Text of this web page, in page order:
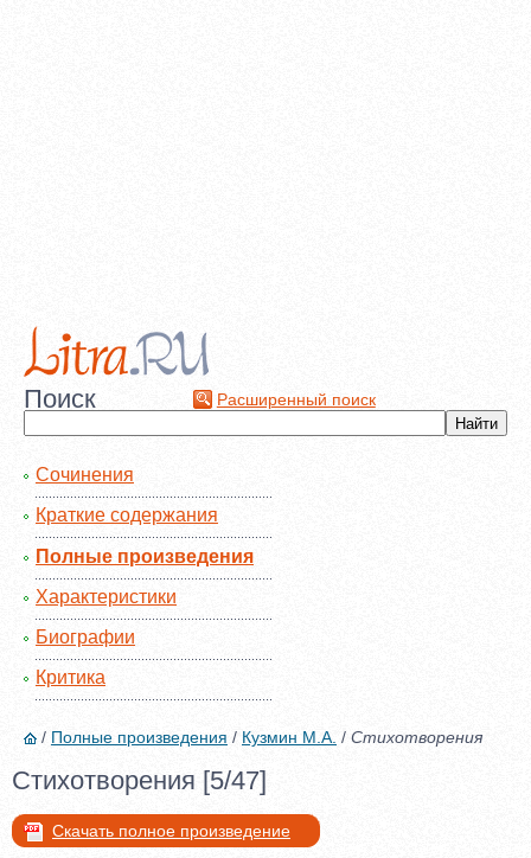
Поиск Расширенный поиск
Сочинения
Краткие содержания
Полные произведения
Характеристики
Биографии
Критика
/ Полные произведения / Кузмин М.А. / Стихотворения
Стихотворения [5/47]
Скачать полное произведение